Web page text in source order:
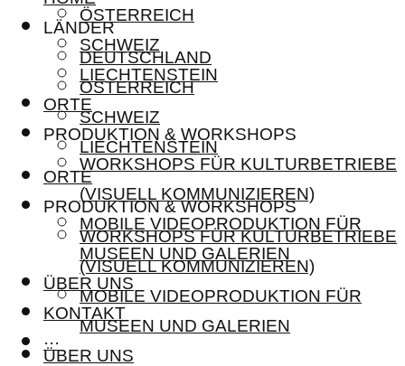
ÖSTERREICH
SCHWEIZ
LIECHTENSTEIN
ORTE
PRODUKTION & WORKSHOPS
WORKSHOPS FÜR KULTURBETRIEBE
(VISUELL KOMMUNIZIEREN)
MOBILE VIDEOPRODUKTION FÜR
MUSEEN UND GALERIEN
ÜBER UNS
KONTAKT
···
LÄNDER
DEUTSCHLAND
ÖSTERREICH
SCHWEIZ
LIECHTENSTEIN
ORTE
PRODUKTION & WORKSHOPS
WORKSHOPS FÜR KULTURBETRIEBE
(VISUELL KOMMUNIZIEREN)
MOBILE VIDEOPRODUKTION FÜR
MUSEEN UND GALERIEN
ÜBER UNS